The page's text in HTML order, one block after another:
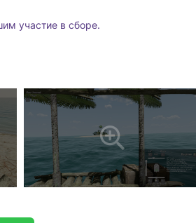
участие в сборе.